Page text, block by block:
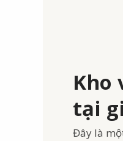
Kho
tại
Đây là